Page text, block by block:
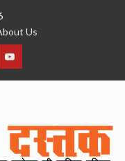
Us
YouTube